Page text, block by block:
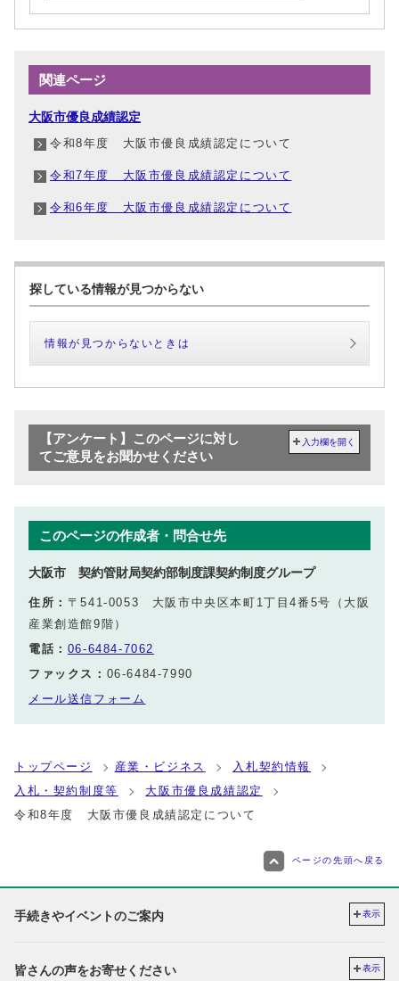
関連ページ
大阪市優良成績認定
令和8年度 大阪市優良成績認定について
令和7年度 大阪市優良成績認定について
令和6年度 大阪市優良成績認定について
探している情報が見つからない
情報が見つからないときは
【アンケート】このページに対し
てご意見をお聞かせください
入力欄を開く
このページの作成者・問合せ先
大阪市 契約管財局契約部制度課契約制度グループ
住所： 〒541-0053 大阪市中央区本町1丁目4番5号（大阪
産業創造館9階）
電話： 06-6484-7062
ファックス： 06-6484-7990
メール送信フォーム
トップページ 産業・ビジネス
入札契約情報
入札・契約制度等
大阪市優良成績認定
令和8年度 大阪市優良成績認定について
ページの先頭へ戻る
手続きやイベントのご案内 表示
皆さんの声をお寄せください 表示